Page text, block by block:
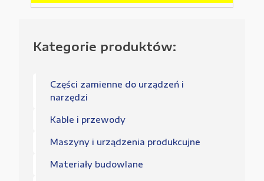
Kategorie produktów:
Części zamienne do urządzeń i
narzędzi
Kable i przewody
Maszyny i urządzenia produkcujne
Materiały budowlane